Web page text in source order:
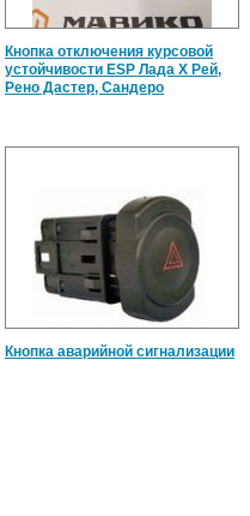
Кнопка отключения курсовой
устойчивости ESP Лада Х Рей,
Рено Дастер, Сандеро
Кнопка аварийной сигнализации